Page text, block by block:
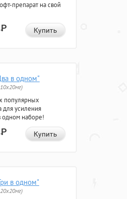
препарат на свой
Р Купить
в одном"
популярных
для усиления
одном наборе!
Р Купить
в одном"